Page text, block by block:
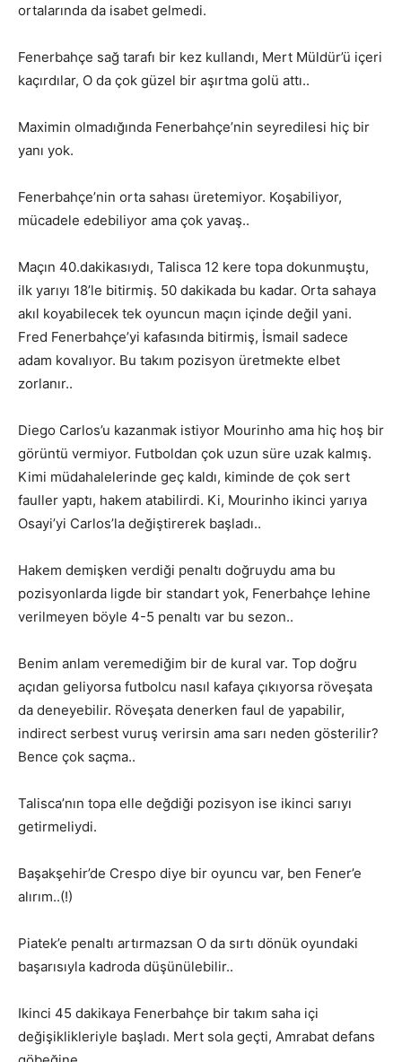
ortalarında da isabet gelmedi.
Fenerbahçe sağ tarafı bir kez kullandı, Mert Müldür’ü içeri
kaçırdılar, O da çok güzel bir aşırtma golü attı..
Maximin olmadığında Fenerbahçe’nin seyredilesi hiç bir
yanı yok.
Fenerbahçe’nin orta sahası üretemiyor. Koşabiliyor,
mücadele edebiliyor ama çok yavaş..
Maçın 40.dakikasıydı, Talisca 12 kere topa dokunmuştu,
ilk yarıyı 18’le bitirmiş. 50 dakikada bu kadar. Orta sahaya
akıl koyabilecek tek oyuncun maçın içinde değil yani.
Fred Fenerbahçe’yi kafasında bitirmiş, İsmail sadece
adam kovalıyor. Bu takım pozisyon üretmekte elbet
zorlanır..
Diego Carlos’u kazanmak istiyor Mourinho ama hiç hoş bir
görüntü vermiyor. Futboldan çok uzun süre uzak kalmış.
Kimi müdahalelerinde geç kaldı, kiminde de çok sert
fauller yaptı, hakem atabilirdi. Ki, Mourinho ikinci yarıya
Osayi’yi Carlos’la değiştirerek başladı..
Hakem demişken verdiği penaltı doğruydu ama bu
pozisyonlarda ligde bir standart yok, Fenerbahçe lehine
verilmeyen böyle 4-5 penaltı var bu sezon..
Benim anlam veremediğim bir de kural var. Top doğru
açıdan geliyorsa futbolcu nasıl kafaya çıkıyorsa röveşata
da deneyebilir. Röveşata denerken faul de yapabilir,
indirect serbest vuruş verirsin ama sarı neden gösterilir?
Bence çok saçma..
Talisca’nın topa elle değdiği pozisyon ise ikinci sarıyı
getirmeliydi.
Başakşehir’de Crespo diye bir oyuncu var, ben Fener’e
alırım..(!)
Piatek’e penaltı artırmazsan O da sırtı dönük oyundaki
başarısıyla kadroda düşünülebilir..
Ikinci 45 dakikaya Fenerbahçe bir takım saha içi
değişiklikleriyle başladı. Mert sola geçti, Amrabat defans